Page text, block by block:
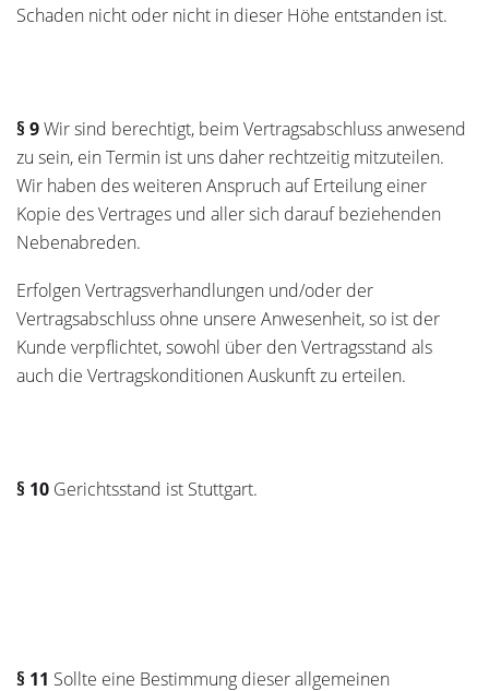
Schaden nicht oder nicht in dieser Höhe entstanden ist.
§ 9Wir sind berechtigt, beim Vertragsabschluss anwesend
zu sein, ein Termin ist uns daher rechtzeitig mitzuteilen.
Wir haben des weiteren Anspruch auf Erteilung einer
Kopie des Vertrages und aller sich darauf beziehenden
Nebenabreden.
Erfolgen Vertragsverhandlungen und/oder der
Vertragsabschluss ohne unsere Anwesenheit, so ist der
Kunde verpflichtet, sowohl über den Vertragsstand als
auch die Vertragskonditionen Auskunft zu erteilen.
§ 10 Gerichtsstand ist Stuttgart.
§ 11 Sollte eine Bestimmung dieser allgemeinen